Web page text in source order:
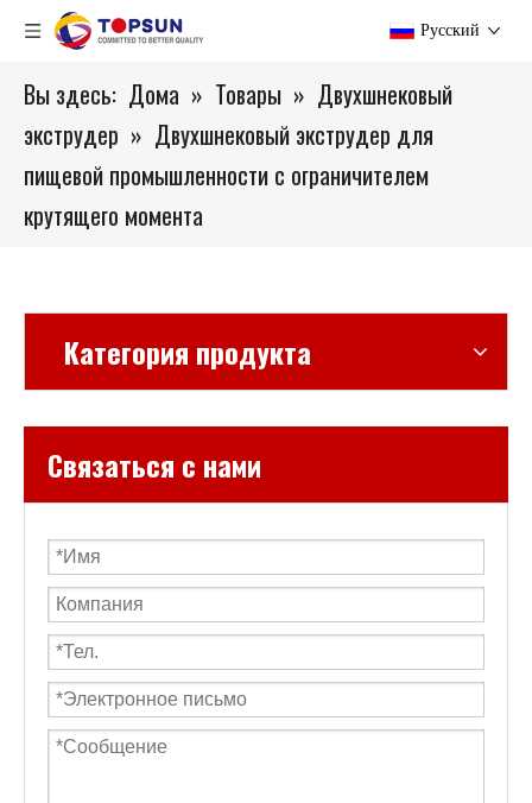
Pусский
Вы здесь: Дома » Товары » Двухшнековый
экструдер » Двухшнековый экструдер для
пищевой промышленности с ограничителем
крутящего момента
Категория продукта
Связаться с нами